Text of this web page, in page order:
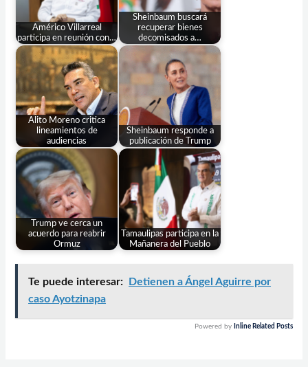
Américo Villarreal
participa en reunión con…
Sheinbaum buscará
recuperar bienes
decomisados a…
Alito Moreno critica
lineamientos de
audiencias
Sheinbaum responde a
publicación de Trump
Trump ve cerca un
acuerdo para reabrir
Ormuz
Tamaulipas participa en la
Mañanera del Pueblo
Te puede interesar:
Detienen a Ángel Aguirre por
caso Ayotzinapa
Powered by Inline Related Posts